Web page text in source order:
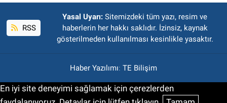
RSS
Yasal Uyarı: Sitemizdeki tüm yazı, resim ve
haberlerin her hakkı saklıdır. İzinsiz, kaynak
gösterilmeden kullanılması kesinlikle yasaktır.
Haber Yazılımı: TE Bilişim
En iyi site deneyimi sağlamak için çerezlerden